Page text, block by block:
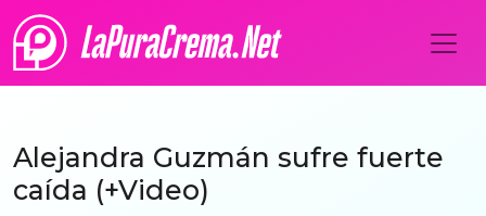
Alejandra Guzmán sufre fuerte
caída (+Video)